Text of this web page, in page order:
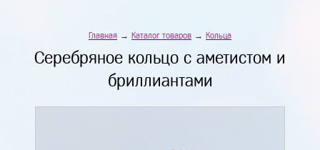
Главная → Каталог товаров → Кольца
Серебряное кольцо с аметистом и
бриллиантами